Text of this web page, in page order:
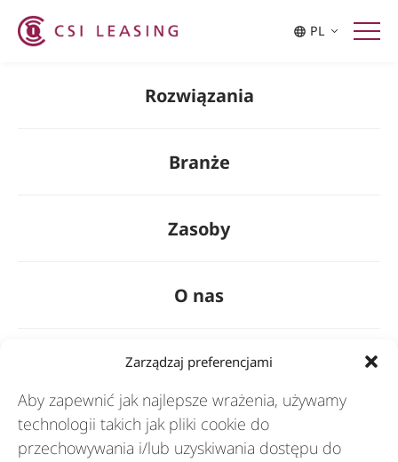
Zarządzaj preferencjami
Aby zapewnić jak najlepsze wrażenia, używamy
technologii takich jak pliki cookie do
przechowywania i/lub uzyskiwania dostępu do
PL
Singapore
Thailand
Rozwiązania
Branże
Zasoby
O nas
General